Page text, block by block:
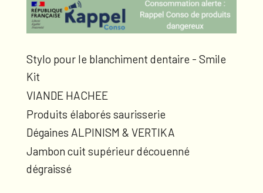
Stylo pour le blanchiment dentaire - Smile
Kit
VIANDE HACHEE
Produits élaborés saurisserie
Dégaines ALPINISM & VERTIKA
Jambon cuit supérieur découenné
dégraissé